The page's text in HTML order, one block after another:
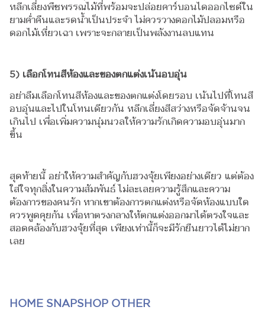
หลีกเลี่ยงพืชพรรณไม้ที่พร้อมจะปล่อยคาร์บอนไดออกไซด์ใน
ยามค่ำคืนและรดน้ำเป็นประจำ ไม่ควรวางดอกไม้ปลอมหรือ
ดอกไม้เหี่ยวเฉา เพราะจะกลายเป็นพลังงานลบแทน
5) เลือกโทนสีห้องและของตกแต่งเน้นอบอุ่น
อย่าลืมเลือกโทนสีห้องและของตกแต่งโดยรอบ เน้นไปที่โทนสี
อบอุ่นและไปในโทนเดียวกัน หลีกเลี่ยงสีสว่างหรือจัดจ้านจน
เกินไป เพื่อเพิ่มความนุ่มนวลให้ความรักเกิดความอบอุ่นมาก
ขึ้น
สุดท้ายนี้ อย่าให้ความสำคัญกับฮวงจุ้ยเพียงอย่างเดียว แต่ต้อง
ใส่ใจทุกสิ่งในความสัมพันธ์ ไม่ละเลยความรู้สึกและความ
ต้องการของคนรัก หากเขาต้องการตกแต่งหรือจัดห้องแบบใด
ควรพูดคุยกัน เพื่อหาตรงกลางให้ตกแต่งออกมาได้ตรงใจและ
สอดคล้องกับฮวงจุ้ยที่สุด เพียงเท่านี้ก็จะมีรักยืนยาวได้ไม่ยาก
เลย
HOME SNAPSHOP OTHER